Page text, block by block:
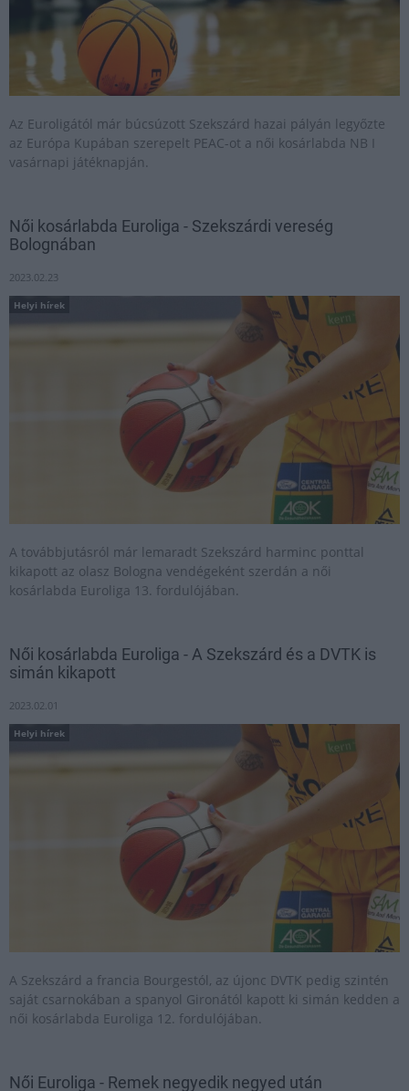
Az Euroligától már búcsúzott Szekszárd hazai pályán legyőzte
az Európa Kupában szerepelt PEAC-ot a női kosárlabda NB I
vasárnapi játéknapján.
Női kosárlabda Euroliga - Szekszárdi vereség
Bolognában
2023.02.23
Helyi hírek
A továbbjutásról már lemaradt Szekszárd harminc ponttal
kikapott az olasz Bologna vendégeként szerdán a női
kosárlabda Euroliga 13. fordulójában.
Női kosárlabda Euroliga - A Szekszárd és a DVTK is
simán kikapott
2023.02.01
Helyi hírek
A Szekszárd a francia Bourgestól, az újonc DVTK pedig szintén
saját csarnokában a spanyol Gironától kapott ki simán kedden a
női kosárlabda Euroliga 12. fordulójában.
Női Euroliga - Remek negyedik negyed után